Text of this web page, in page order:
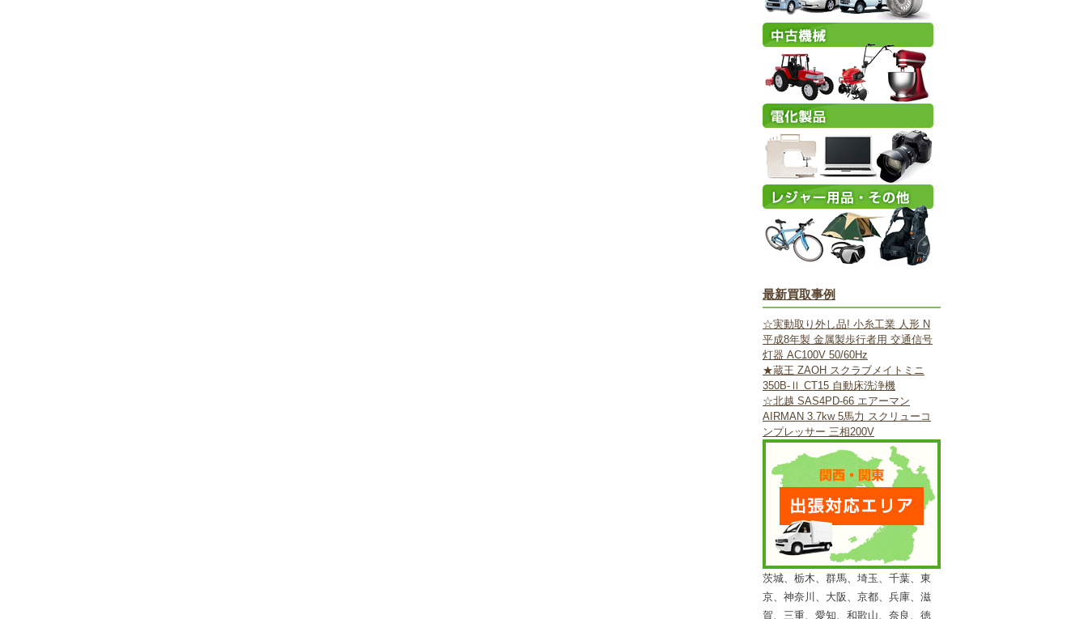
最新買取事例
☆実動取り外し品! 小糸工業 人形 N
平成8年製 金属製歩行者用 交通信号
灯器 AC100V 50/60Hz
★蔵王 ZAOH スクラブメイトミニ
350B-Ⅱ CT15 自動床洗浄機
☆北越 SAS4PD-66 エアーマン
AIRMAN 3.7kw 5馬力 スクリューコ
ンプレッサー 三相200V
茨城、栃木、群馬、埼玉、千葉、東
京、神奈川、大阪、京都、兵庫、滋
賀、三重、愛知、和歌山、奈良、徳